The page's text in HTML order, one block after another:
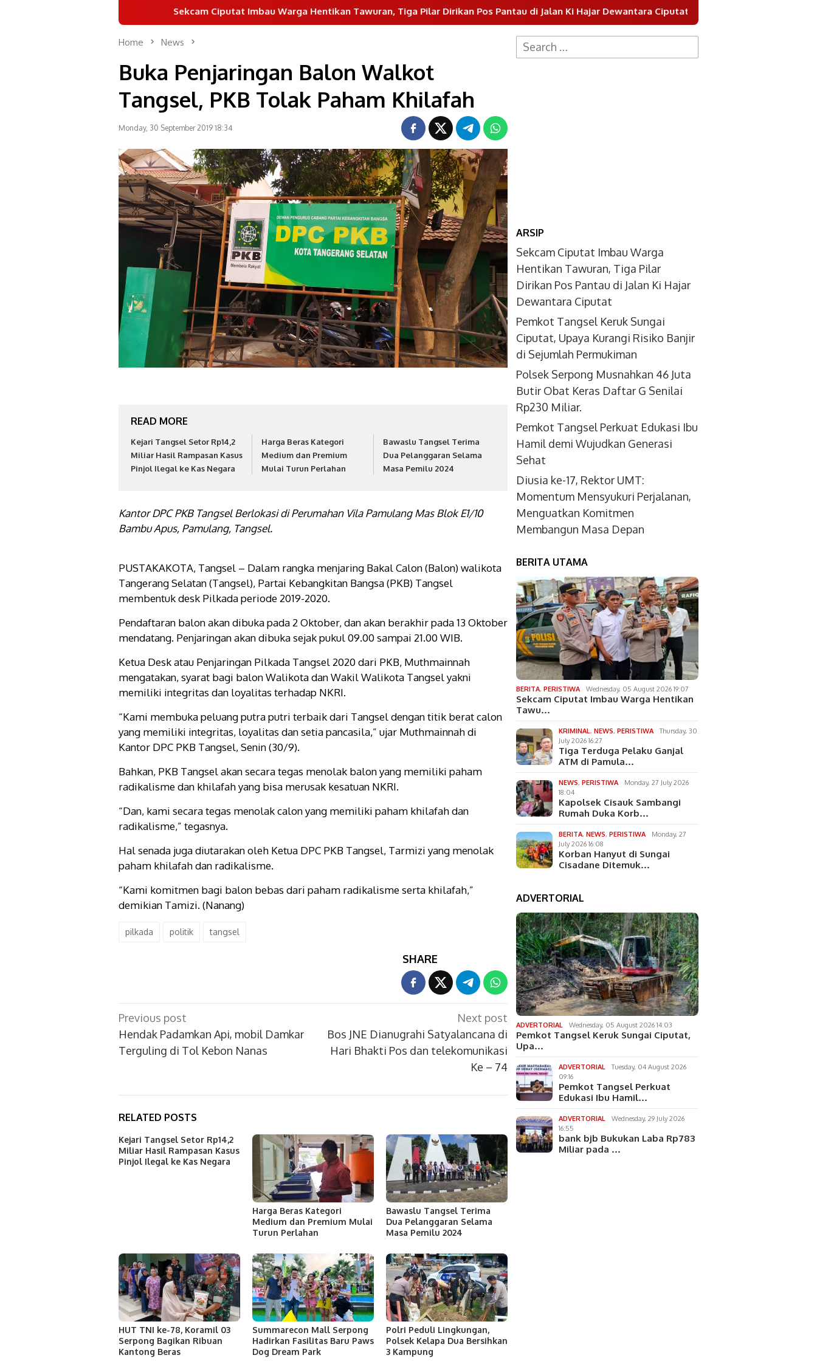
Sekcam Ciputat Imbau Warga Hentikan Tawuran, Tiga Pilar Dirikan Pos Pantau di Jalan Ki Hajar Dewantara Ciputat Pemkot Tangsel Keruk Sungai
Home News
Buka Penjaringan Balon Walkot
Tangsel, PKB Tolak Paham Khilafah
Monday, 30 September 2019 18:34
READ MORE
Kejari Tangsel Setor Rp14,2
Miliar Hasil Rampasan Kasus
Pinjol Ilegal ke Kas Negara
Harga Beras Kategori
Medium dan Premium
Mulai Turun Perlahan
Bawaslu Tangsel Terima
Dua Pelanggaran Selama
Masa Pemilu 2024
Kantor DPC PKB Tangsel Berlokasi di Perumahan Vila Pamulang Mas Blok E1/10
Bambu Apus, Pamulang, Tangsel.
PUSTAKAKOTA, Tangsel – Dalam rangka menjaring Bakal Calon (Balon) walikota
Tangerang Selatan (Tangsel), Partai Kebangkitan Bangsa (PKB) Tangsel
membentuk desk Pilkada periode 2019-2020.
Pendaftaran balon akan dibuka pada 2 Oktober, dan akan berakhir pada 13 Oktober
mendatang. Penjaringan akan dibuka sejak pukul 09.00 sampai 21.00 WIB.
Ketua Desk atau Penjaringan Pilkada Tangsel 2020 dari PKB, Muthmainnah
mengatakan, syarat bagi balon Walikota dan Wakil Walikota Tangsel yakni
memiliki integritas dan loyalitas terhadap NKRI.
“Kami membuka peluang putra putri terbaik dari Tangsel dengan titik berat calon
yang memiliki integritas, loyalitas dan setia pancasila,” ujar Muthmainnah di
Kantor DPC PKB Tangsel, Senin (30/9).
Bahkan, PKB Tangsel akan secara tegas menolak balon yang memiliki paham
radikalisme dan khilafah yang bisa merusak kesatuan NKRI.
“Dan, kami secara tegas menolak calon yang memiliki paham khilafah dan
radikalisme,” tegasnya.
Hal senada juga diutarakan oleh Ketua DPC PKB Tangsel, Tarmizi yang menolak
paham khilafah dan radikalisme.
“Kami komitmen bagi balon bebas dari paham radikalisme serta khilafah,”
demikian Tamizi. (Nanang)
pilkada politik tangsel
SHARE
Post
navigation
Previous post
Hendak Padamkan Api, mobil Damkar
Terguling di Tol Kebon Nanas
Next post
Bos JNE Dianugrahi Satyalancana di
Hari Bhakti Pos dan telekomunikasi
Ke – 74
RELATED POSTS
Kejari Tangsel Setor Rp14,2
Miliar Hasil Rampasan Kasus
Pinjol Ilegal ke Kas Negara
Harga Beras Kategori
Medium dan Premium Mulai
Turun Perlahan
Bawaslu Tangsel Terima
Dua Pelanggaran Selama
Masa Pemilu 2024
HUT TNI ke-78, Koramil 03
Serpong Bagikan Ribuan
Kantong Beras
Summarecon Mall Serpong
Hadirkan Fasilitas Baru Paws
Dog Dream Park
Polri Peduli Lingkungan,
Polsek Kelapa Dua Bersihkan
3 Kampung
Search
for:
ARSIP
Sekcam Ciputat Imbau Warga
Hentikan Tawuran, Tiga Pilar
Dirikan Pos Pantau di Jalan Ki Hajar
Dewantara Ciputat
Pemkot Tangsel Keruk Sungai
Ciputat, Upaya Kurangi Risiko Banjir
di Sejumlah Permukiman
Polsek Serpong Musnahkan 46 Juta
Butir Obat Keras Daftar G Senilai
Rp230 Miliar.
Pemkot Tangsel Perkuat Edukasi Ibu
Hamil demi Wujudkan Generasi
Sehat
Diusia ke-17, Rektor UMT:
Momentum Mensyukuri Perjalanan,
Menguatkan Komitmen
Membangun Masa Depan
BERITA UTAMA
BERITA,PERISTIWA Wednesday, 05 August 2026 19:07
Sekcam Ciputat Imbau Warga Hentikan
Tawu…
KRIMINAL,NEWS,PERISTIWA
Thursday, 30
July 2026 16:27
Tiga Terduga Pelaku Ganjal
ATM di Pamula…
NEWS,PERISTIWA
Monday, 27 July 2026
18:04
Kapolsek Cisauk Sambangi
Rumah Duka Korb…
BERITA,NEWS,PERISTIWA
Monday, 27
July 2026 16:08
Korban Hanyut di Sungai
Cisadane Ditemuk…
ADVERTORIAL
ADVERTORIAL Wednesday, 05 August 2026 14:03
Pemkot Tangsel Keruk Sungai Ciputat,
Upa…
ADVERTORIAL
Tuesday, 04 August 2026
09:16
Pemkot Tangsel Perkuat
Edukasi Ibu Hamil…
ADVERTORIAL
Wednesday, 29 July 2026
16:55
bank bjb Bukukan Laba Rp783
Miliar pada …